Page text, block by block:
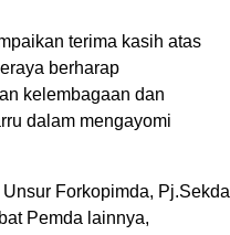
terima kasih atas
berharap
kelembagaan dan
dalam mengayomi
Forkopimda, Pj.Sekda
Pemda lainnya,